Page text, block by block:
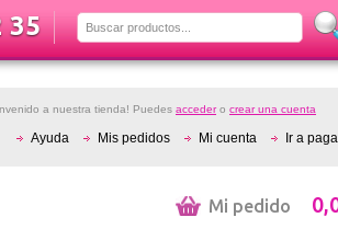
35
a nuestra tienda! Puedes accedero crear una cuenta
Ayuda Mis pedidos Mi cuenta Ir a
Mi pedido